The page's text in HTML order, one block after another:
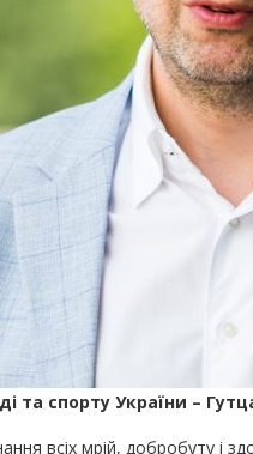
та спорту України –
всіх мрій, добробуту і